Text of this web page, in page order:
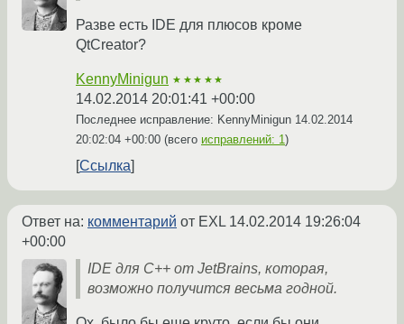
Разве есть IDE для плюсов кроме
QtCreator?
KennyMinigun ★★★★★
14.02.2014 20:01:41 +00:00
Последнее исправление: KennyMinigun 14.02.2014
20:02:04 +00:00 (всего исправлений: 1)
Ссылка
Ответ на: комментарий от EXL 14.02.2014 19:26:04
+00:00
IDE для C++ от JetBrains, которая,
возможно получится весьма годной.